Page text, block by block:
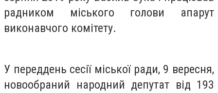
радником міського голови апарут
виконавчого комітету.
У переддень сесії міської ради, 9 вересня,
новообраний народний депутат від 193